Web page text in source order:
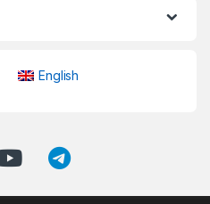
English